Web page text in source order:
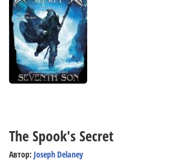
The Spook's Secret
Автор: Joseph Delaney